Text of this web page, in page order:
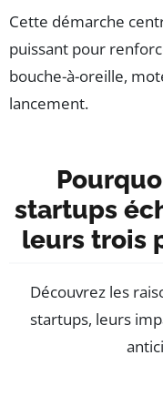
Cette démarche
puissant pour
bouche-à-oreille,
lancement.
startups
leurs trois
Découvrez les
startups, leurs